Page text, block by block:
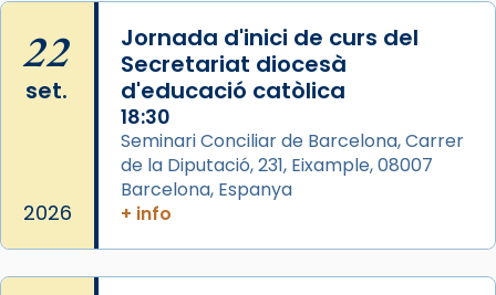
Arquebisbat de Barcelona
2 weeks ago
Memòria de les santes Juliana i
Semproniana, verges i màrtirs.
Acompanyant la història de sant Cugat, a
22
set.
2026
Jornada d'inici de curs del
Secretariat diocesà
d'educació catòlica
18:30
Seminari Conciliar de Barcelona, Carrer
de la Diputació, 231, Eixample, 08007
Barcelona, Espanya
+ info